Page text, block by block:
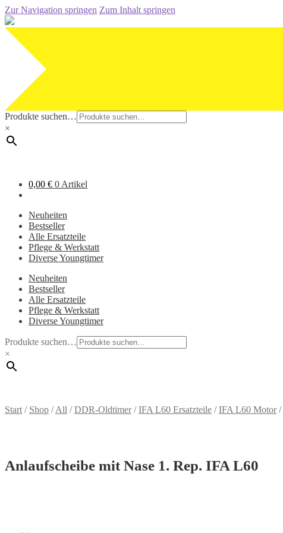
Zur Navigation springen Zum Inhalt springen
Produkte suchen…
×
0,00 € 0 Artikel
Neuheiten
Bestseller
Alle Ersatzteile
Pflege & Werkstatt
Diverse Youngtimer
Neuheiten
Bestseller
Alle Ersatzteile
Pflege & Werkstatt
Diverse Youngtimer
Produkte suchen…
×
Start / Shop /All /DDR-Oldtimer/IFA L60 Ersatzteile /IFA L60 Motor/
Anlaufscheibe mit Nase 1. Rep. IFA L60